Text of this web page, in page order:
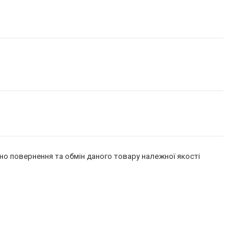
повернення та обмін даного товару належної якості